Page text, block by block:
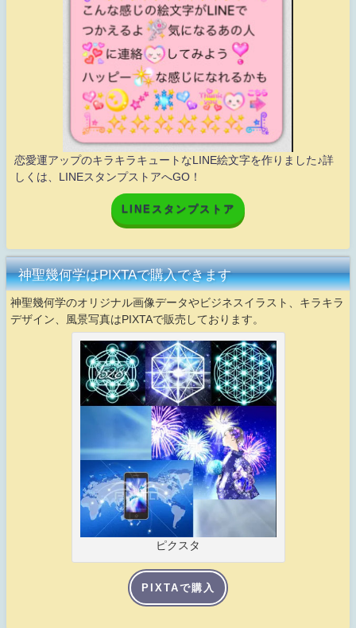
恋愛運アップのキラキラキュートなLINE絵文字を作りました♪詳
しくは、LINEスタンプストアへGO！
LINEスタンプストア
神聖幾何学はPIXTAで購入できます
神聖幾何学のオリジナル画像データやビジネスイラスト、キラキラ
デザイン、風景写真はPIXTAで販売しております。
ピクスタ
PIXTAで購入